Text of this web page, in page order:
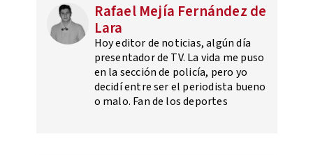
Rafael Mejía Fernández de
Lara
Hoy editor de noticias, algún día
presentador de TV. La vida me puso
en la sección de policía, pero yo
decidí entre ser el periodista bueno
o malo. Fan de los deportes